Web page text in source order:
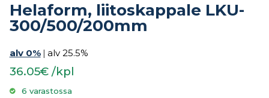
Helaform, liitoskappale LKU-
300/500/200mm
alv 0% | alv 25.5%
36.05€ /kpl
6 varastossa